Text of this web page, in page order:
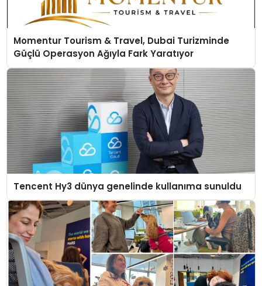
Momentur Tourism & Travel, Dubai Turizminde
Güçlü Operasyon Ağıyla Fark Yaratıyor
Tencent Hy3 dünya genelinde kullanıma sunuldu